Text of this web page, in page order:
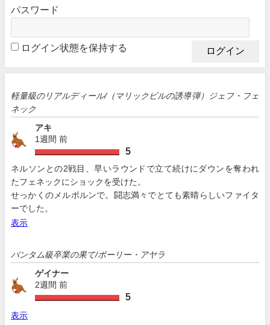
パスワード
ログイン状態を保持する
軽量級のリアルディール/（マリックビルの誘導弾）ジェフ・フェ
ネック
アキ
1週間 前
5
ネルソンとの2戦目、早いラウンドで立て続けにダウンを奪われ
たフェネックにショックを受けた。
せっかくのメルボルンで。闘志満々でとても素晴らしいファイタ
ーでした。
表示
バンタム級卒業の果て/ポーリー・アヤラ
ゲイナー
2週間 前
5
表示